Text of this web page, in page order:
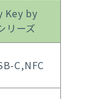
Key by
リーズ
C,NFC